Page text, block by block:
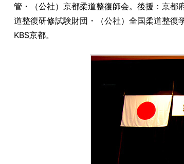
管・（公社）京都柔道整復師会。後援：京都
道整復研修試験財団・（公社）全国柔道整復
KBS京都。